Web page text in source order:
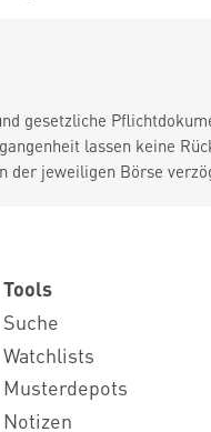
gesetzliche
lassen keine
jeweiligen Börse
Tools
Suche
Watchlists
Musterdepots
Notizen